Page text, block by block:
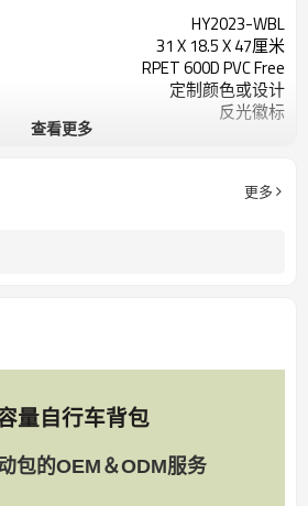
HY2023-WBL
31 X 18.5 X 47厘米
RPET 600D PVC Free
定制颜色或设计
反光徽标
查看更多
更多
量自行车背包
包的OEM＆ODM服务